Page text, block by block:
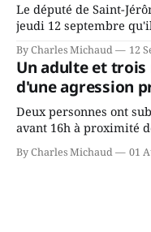
Le député de Saint-
jeudi 12 septembre
Avenir Québec de
gouvernement de la
juge chronique, à offrir
By Charles Michaud 12
Un adulte et
d'une agression
Deux personnes ont
avant 16h à proximité
le secteur Bellefeuille
victimes aurait été
By Charles Michaud 01